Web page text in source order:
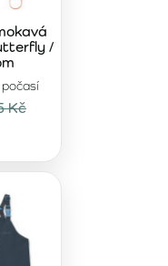
střihy
materiály a kvalitní
používání.
mezi kvalitou,
investici do
své vlastnosti i po
sezónu. Nadčasový
s dalšími kousky z
den pohodlný a
/
Kč